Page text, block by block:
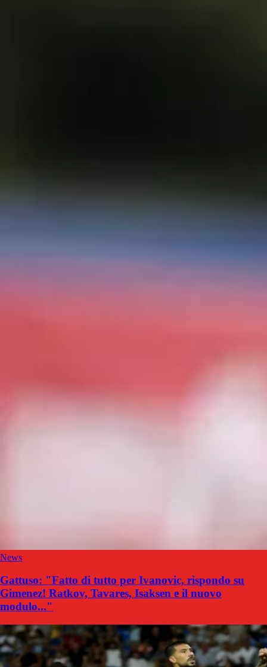
News
Gattuso: "Fatto di tutto per Ivanovic, rispondo su
Gimenez! Ratkov, Tavares, Isaksen e il nuovo
modulo..."